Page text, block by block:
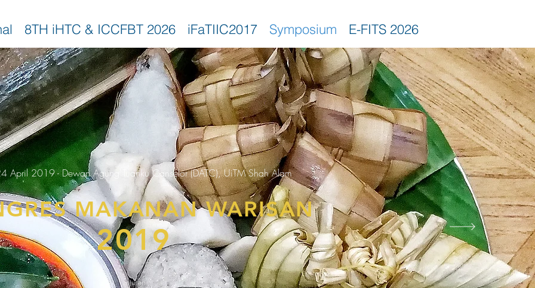
8TH iHTC & ICCFBT 2026 iFaTIIC2017 Symposium E-FITS 2026
Editorial Ethics Guidelines Issues Contact Us
April 2019 - Dewan Agung Tuanku Canselor (DATC), UiTM Shah Alam
anjuran
MAKANAN WARISAN
2019